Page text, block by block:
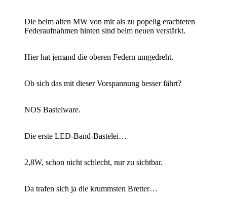
Die beim alten MW von mir als zu popelig erachteten
Federaufnahmen hinten sind beim neuen verstärkt.
Hier hat jemand die oberen Federn umgedreht.
Ob sich das mit dieser Vorspannung besser fährt?
NOS Bastelware.
Die erste LED-Band-Bastelei…
2,8W, schon nicht schlecht, nur zu sichtbar.
Da trafen sich ja die krummsten Bretter…